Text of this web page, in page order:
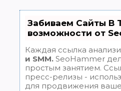
Забиваем Сайты В
возможности от
Каждая ссылка
и SMM. SeoHammer
простым занятием.
пресс-релизы -
для продвижения